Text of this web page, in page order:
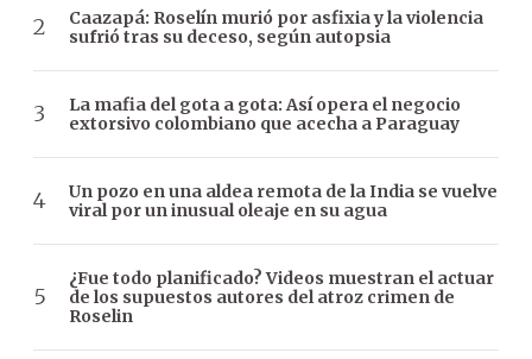
Caazapá: Roselín murió por asfixia y la violencia
sufrió tras su deceso, según autopsia
La mafia del gota a gota: Así opera el negocio
extorsivo colombiano que acecha a Paraguay
Un pozo en una aldea remota de la India se vuelve
viral por un inusual oleaje en su agua
¿Fue todo planificado? Videos muestran el actuar
de los supuestos autores del atroz crimen de
Roselin